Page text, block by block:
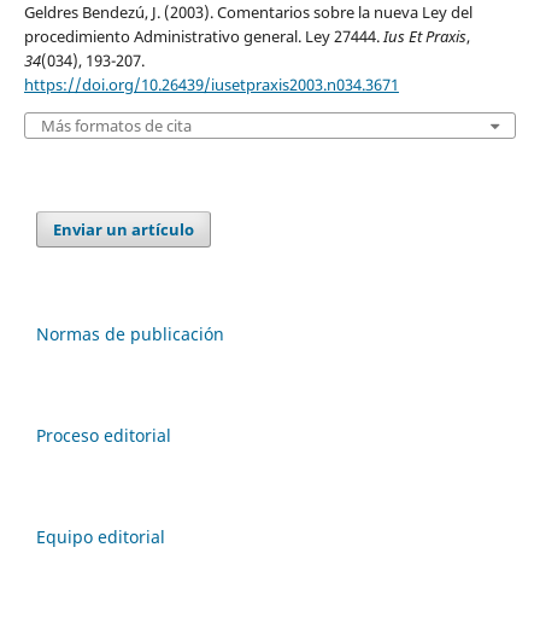
Geldres Bendezú, J. (2003). Comentarios sobre la nueva Ley del
procedimiento Administrativo general. Ley 27444.Ius Et Praxis,
34(034), 193-207.
https://doi.org/10.26439/iusetpraxis2003.n034.3671
Más formatos de cita
Enviar un artículo
Normas de publicación
Proceso editorial
Equipo editorial